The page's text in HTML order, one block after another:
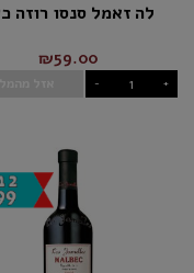
לה זאמל סנסו רוזה
₪59.00
- +